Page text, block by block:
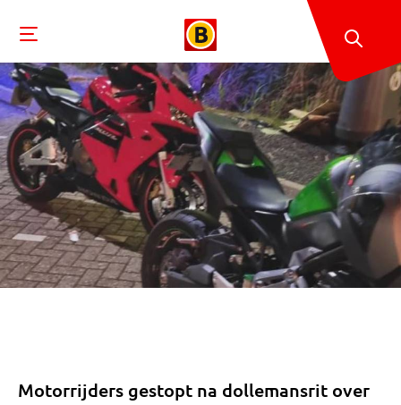
Motorrijders gestopt na dollemansrit over